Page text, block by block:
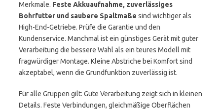
Merkmale. Feste Akkuaufnahme, zuverlässiges
Bohrfutter und saubere Spaltmaße sind wichtiger als
High-End-Getriebe. Prüfe die Garantie und den
Kundenservice. Manchmal ist ein günstiges Gerät mit guter
Verarbeitung die bessere Wahl als ein teures Modell mit
fragwürdiger Montage. Kleine Abstriche bei Komfort sind
akzeptabel, wenn die Grundfunktion zuverlässig ist.
Für alle Gruppen gilt: Gute Verarbeitung zeigt sich in kleinen
Details. Feste Verbindungen, gleichmäßige Oberflächen